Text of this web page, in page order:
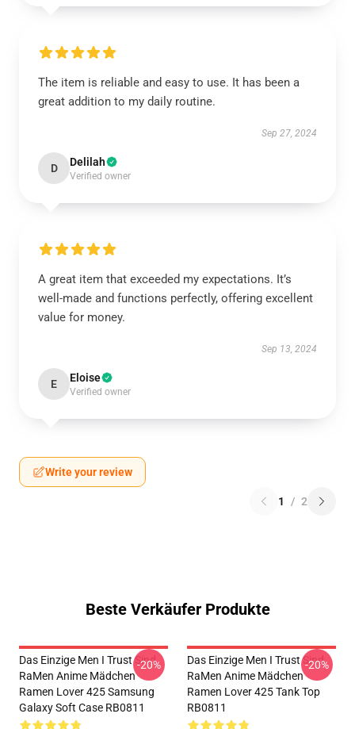
The item is reliable and easy to use. It has been a
great addition to my daily routine.
Sep 27, 2024
D Delilah
Verified owner
A great item that exceeded my expectations. It’s
well-made and functions perfectly, offering excellent
value for money.
Sep 13, 2024
E Eloise
Verified owner
Write your review
1 / 2
Beste Verkäufer Produkte
Das Einzige Men I Trust Sind
RaMen Anime Mädchen
Ramen Lover 425 Samsung
Galaxy Soft Case RB0811
-20%
Das Einzige Men I Trust Sind
RaMen Anime Mädchen
Ramen Lover 425 Tank Top
RB0811
-20%